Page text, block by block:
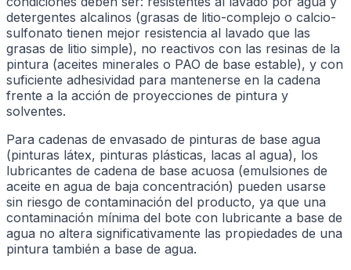
detergentes alcalinos (grasas de litio-complejo o calcio-
sulfonato tienen mejor resistencia al lavado que las
grasas de litio simple), no reactivos con las resinas de la
pintura (aceites minerales o PAO de base estable), y con
suficiente adhesividad para mantenerse en la cadena
frente a la acción de proyecciones de pintura y
solventes.
Para cadenas de envasado de pinturas de base agua
(pinturas látex, pinturas plásticas, lacas al agua), los
lubricantes de cadena de base acuosa (emulsiones de
aceite en agua de baja concentración) pueden usarse
sin riesgo de contaminación del producto, ya que una
contaminación mínima del bote con lubricante a base de
agua no altera significativamente las propiedades de una
pintura también a base de agua.